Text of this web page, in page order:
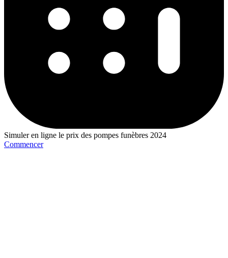
Simuler en ligne le prix des pompes funèbres 2024
Commencer